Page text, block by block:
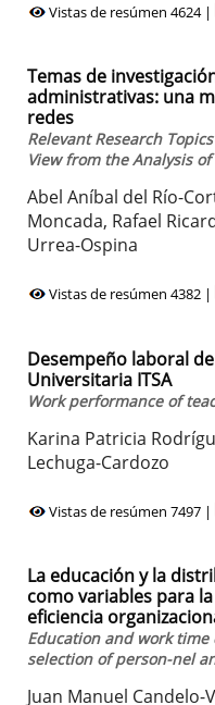
Vistas de resúmen 4624 |
Temas de
administrativas: una
redes
Relevant Research
View from the Analysis
Abel Aníbal del Río-
Moncada, Rafael
Urrea-Ospina
Vistas de resúmen 4382 |
Desempeño laboral
Universitaria ITSA
Work performance of
Karina Patricia
Lechuga-Cardozo
Vistas de resúmen 7497 |
La educación y la
como variables para
eficiencia
Education and work
selection of person-nel
Juan Manuel Candelo-